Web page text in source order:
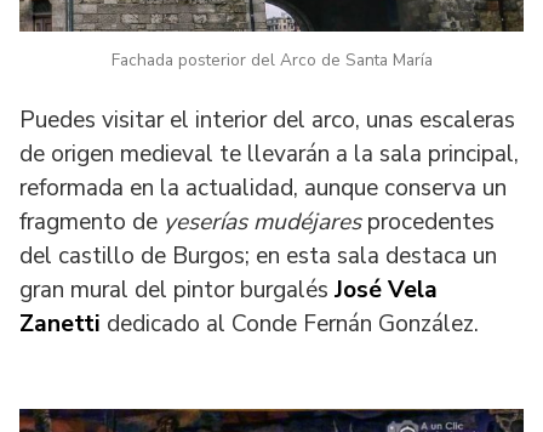
Fachada posterior del Arco de Santa María
Puedes visitar el interior del arco, unas escaleras
de origen medieval te llevarán a la sala principal,
reformada en la actualidad, aunque conserva un
fragmento de yeserías mudéjaresprocedentes
del castillo de Burgos; en esta sala destaca un
gran mural del pintor burgalés José Vela
Zanetti dedicado al Conde Fernán González.